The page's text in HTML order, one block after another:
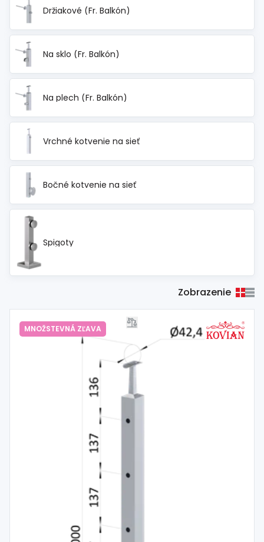
Držiakové (Fr. Balkón)
Na sklo (Fr. Balkón)
Na plech (Fr. Balkón)
Vrchné kotvenie na sieť
Bočné kotvenie na sieť
Spigoty
Zobrazenie
MNOŽSTEVNÁ ZĽAVA